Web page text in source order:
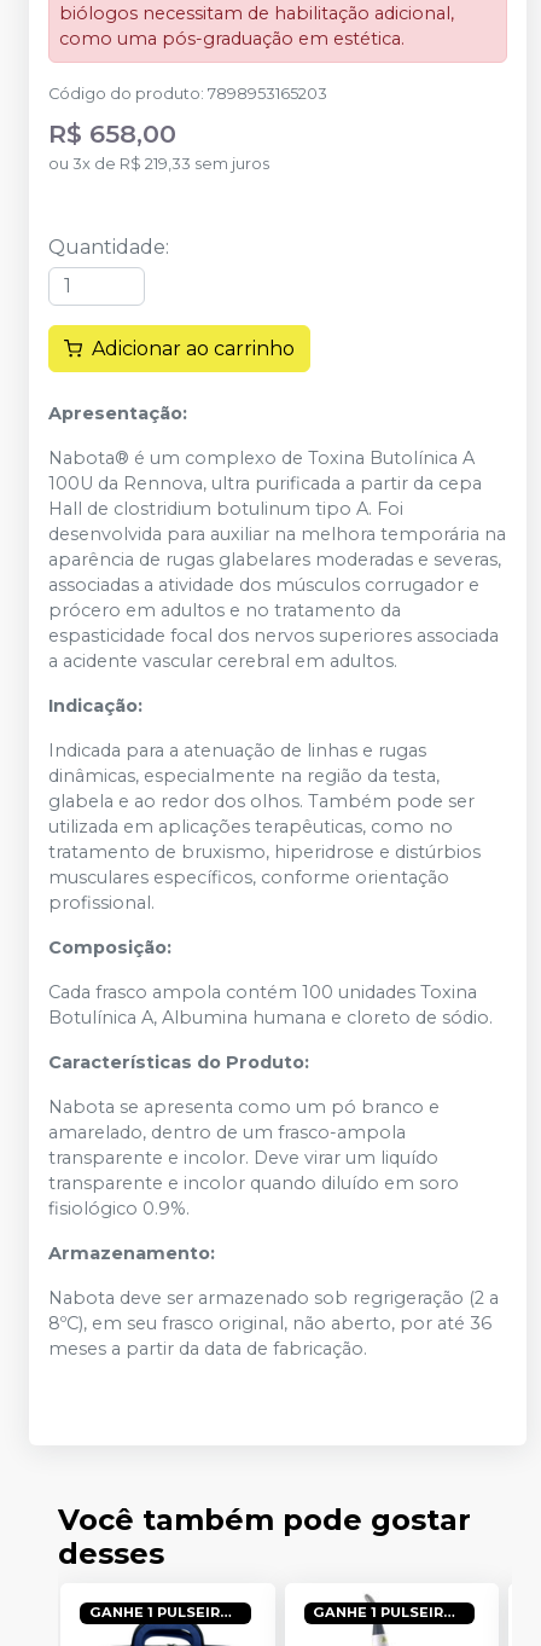
biólogos necessitam de habilitação adicional,
como uma pós-graduação em estética.
Código do produto: 7898953165203
R$ 658,00
ou 3x de R$ 219,33 sem juros
Quantidade:
Adicionar ao carrinho
Apresentação:
Nabota® é um complexo de Toxina Butolínica A
100U da Rennova, ultra purificada a partir da cepa
Hall de clostridium botulinum tipo A. Foi
desenvolvida para auxiliar na melhora temporária na
aparência de rugas glabelares moderadas e severas,
associadas a atividade dos músculos corrugador e
prócero em adultos e no tratamento da
espasticidade focal dos nervos superiores associada
a acidente vascular cerebral em adultos.
Indicação:
Indicada para a atenuação de linhas e rugas
dinâmicas, especialmente na região da testa,
glabela e ao redor dos olhos. Também pode ser
utilizada em aplicações terapêuticas, como no
tratamento de bruxismo, hiperidrose e distúrbios
musculares específicos, conforme orientação
profissional.
Composição:
Cada frasco ampola contém 100 unidades Toxina
Botulínica A, Albumina humana e cloreto de sódio.
Características do Produto:
Nabota se apresenta como um pó branco e
amarelado, dentro de um frasco-ampola
transparente e incolor. Deve virar um liquído
transparente e incolor quando diluído em soro
fisiológico 0.9%.
Armazenamento:
Nabota deve ser armazenado sob regrigeração (2 a
8ºC), em seu frasco original, não aberto, por até 36
meses a partir da data de fabricação.
Você também pode gostar
desses
GANHE 1 PULSEIRA ILIB + KIT DE FIBRAS GANHE 1 PULSEIRA ILIB + KIT FIBRAS